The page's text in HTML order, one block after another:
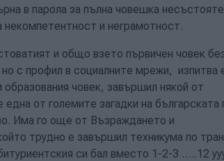
в парола за пълна човешка
некомпетентност и неграмотност.
и общо взето първичен човек
но с профил в социалните мрежи, изпитва
човек, завършил някой от
от големите загадки на българската
Има го още от Възраждането и
трудно е завършил техникума по
си бал вместо 1-2-3 …..12